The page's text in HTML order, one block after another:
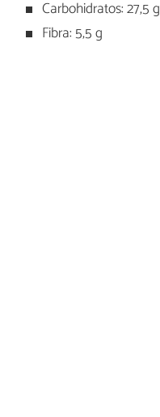
Carbohidratos: 27,5 g
Fibra: 5,5 g